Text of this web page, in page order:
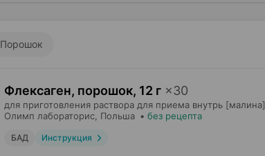
Порошок
Флексаген, порошок, 12 г ×30
для приготовления раствора для приема внутрь [малина],
Олимп лабораторис , Польша • без рецепта
БАД Инструкция